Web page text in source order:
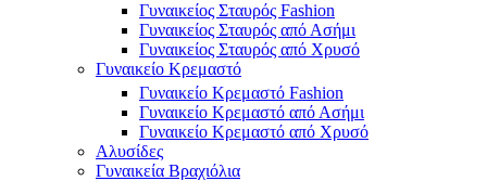
Γυναικείος Σταυρός Fashion
Γυναικείος Σταυρός από Ασήμι
Γυναικείος Σταυρός από Χρυσό
Γυναικείο Κρεμαστό
Γυναικείο Κρεμαστό Fashion
Γυναικείο Κρεμαστό από Ασήμι
Γυναικείο Κρεμαστό από Χρυσό
Αλυσίδες
Γυναικεία Βραχιόλια